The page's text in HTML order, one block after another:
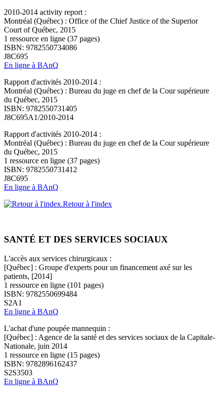
2010-2014 activity report :
Montréal (Québec) : Office of the Chief Justice of the Superior
Court of Québec, 2015
1 ressource en ligne (37 pages)
ISBN: 9782550734086
J8C695
En ligne à BAnQ
Rapport d'activités 2010-2014 :
Montréal (Québec) : Bureau du juge en chef de la Cour supérieure
du Québec, 2015
ISBN: 9782550731405
J8C695A1/2010-2014
Rapport d'activités 2010-2014 :
Montréal (Québec) : Bureau du juge en chef de la Cour supérieure
du Québec, 2015
1 ressource en ligne (37 pages)
ISBN: 9782550731412
J8C695
En ligne à BAnQ
Retour à l'index
SANTÉ ET DES SERVICES SOCIAUX
L'accès aux services chirurgicaux :
[Québec] : Groupe d'experts pour un financement axé sur les
patients, [2014]
1 ressource en ligne (101 pages)
ISBN: 9782550699484
S2A1
En ligne à BAnQ
L'achat d'une poupée mannequin :
[Québec] : Agence de la santé et des services sociaux de la Capitale-
Nationale, juin 2014
1 ressource en ligne (15 pages)
ISBN: 9782896162437
S2S3503
En ligne à BAnQ